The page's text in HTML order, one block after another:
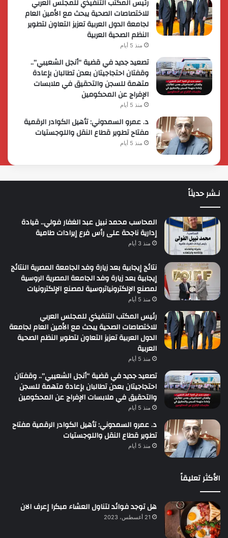
رئيس المكتب التنفيذي للمجلس العربي
للاختصاصات الصحية يبحث مع الأمين العام
لجامعة الدول العربية تعزيز التعاون لتطوير
النظم الصحية العربية
منذ 5 أيام
تصعيد جديد في قضية “أنجل الشعيبي”..
وقفتان احتجاجيتان بعدن تطالبان بإعادة
متهمة للسجن والتحقيق في ملابسات
الإفراج عن المحكومين
منذ 5 أيام
د. عمرو السمدوني: تأهيل الكوادر الرقمية
مفتاح تطوير قطاع النقل واللوجستيات
منذ 5 أيام
نـشر حديثاً
المحاسب محمد نبيل عبد الغفار فولي.. قيادة
إدارية ناجحة على رأس فرع إيرادات طامية
منذ 3 أيام
نتائج إيجابية بعد زيارة وفد الجامعة المصرية النتائج
إيجابية بعد زيارة وفد الجامعة المصرية الروسية
لمصنع الإلكترونياتروسية لمصنع الإلكترونيات
منذ 5 أيام
رئيس المكتب التنفيذي للمجلس العربي
للاختصاصات الصحية يبحث مع الأمين العام لجامعة
الدول العربية تعزيز التعاون لتطوير النظم الصحية
العربية
منذ 5 أيام
تصعيد جديد في قضية “أنجل الشعيبي”.. وقفتان
احتجاجيتان بعدن تطالبان بإعادة متهمة للسجن
والتحقيق في ملابسات الإفراج عن المحكومين
منذ 5 أيام
د. عمرو السمدوني: تأهيل الكوادر الرقمية مفتاح
تطوير قطاع النقل واللوجستيات
منذ 5 أيام
الأكثر تعليقاً
هل توجد فوائد لتناول العشاء مبكرا إعرف الان
21 أغسطس، 2023